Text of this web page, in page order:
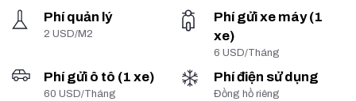
Phí quản lý
2 USD/M2
Phí gửi xe máy (1
xe)
6 USD/Tháng
Phí gửi ô tô (1 xe)
60 USD/Tháng
Phí điện sử dụng
Đồng hồ riêng